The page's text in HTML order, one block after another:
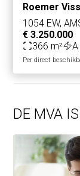
niet-
- Maatvoering
- Koper heeft
haar relevante
Roemer
1054 EW,
€ 3.250.000
366 m²
A
Per direct
DE MVA